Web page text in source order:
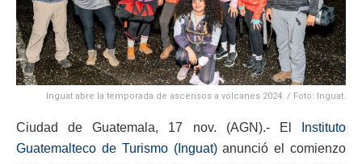
Inguat abre la temporada de ascensos a volcanes 2024. / Foto: Inguat.
Ciudad de Guatemala, 17 nov. (AGN).- El
Instituto
Guatemalteco de Turismo (Inguat)anunció el comienzo